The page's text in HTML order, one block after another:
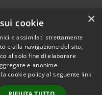
Copyright © 2026 • Città di
Messina • Powered by
Municipium• Accesso
×
cookie
e assimilati strettamente
e alla navigazione del sito,
al solo fine di elaborare
e anonime.
cookie policy al seguente link